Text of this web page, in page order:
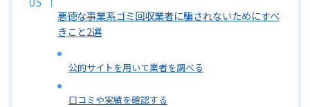
悪徳な事業系ゴミ回収業者に騙されないためにすべ
きこと2選
公的サイトを用いて業者を調べる
口コミや実績を確認する